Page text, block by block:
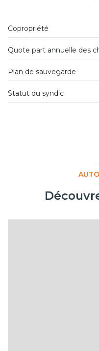
1 niveau(x)
6ème étage
Copropriété
Quote part annuelle des
Plan de sauvegarde
Statut du syndic